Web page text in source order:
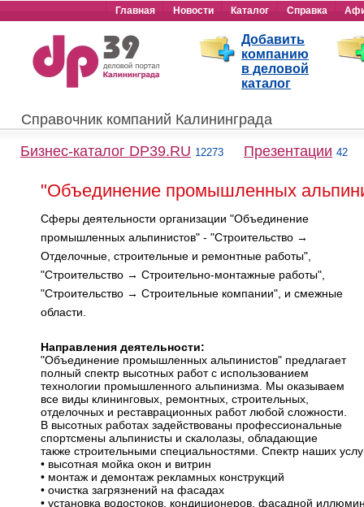
Главная Новости Каталог Справка
Добавить
компанию
в деловой
каталог
Справочник компаний Калининграда
Бизнес-каталог DP39.RU 12273 Презентации 42
"Объединение промышленных
Сферы деятельности организации "Объединение
промышленных альпинистов" - "Строительство →
Отделочные, строительные и ремонтные работы",
"Строительство → Строительно-монтажные работы",
"Строительство → Строительные компании", и смежные
области.
Направления деятельности:
"Объединение промышленных альпинистов" предлагает
полный спектр высотных работ с использованием
технологии промышленного альпинизма. Мы оказываем
все виды клининговых, ремонтных, строительных,
отделочных и реставрационных работ любой сложности.
В высотных работах задействованы профессиональные
спортсмены альпинисты и скалолазы, обладающие
также строительными специальностями. Спектр наших
• высотная мойка окон и витрин
• монтаж и демонтаж рекламных конструкций
• очистка загрязнений на фасадах
• установка водостоков, кондиционеров, фасадной